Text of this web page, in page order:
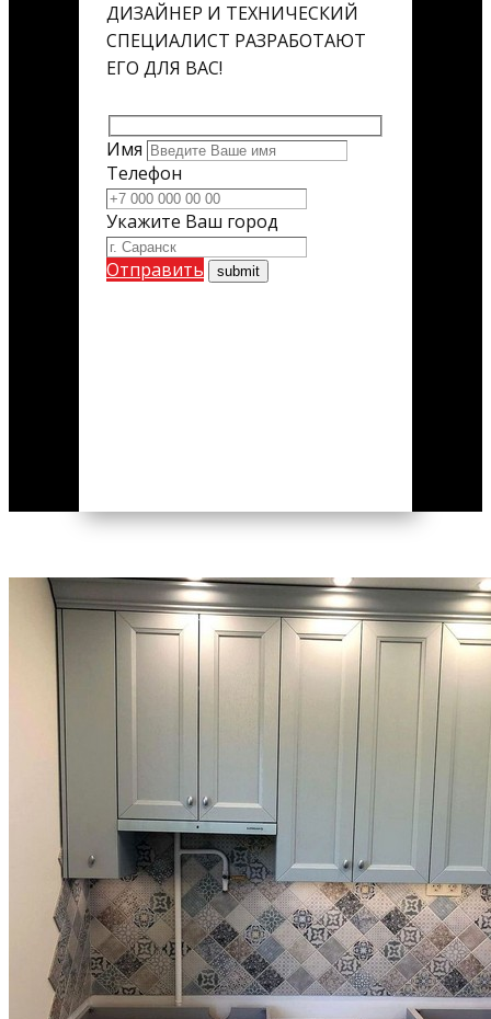
ДИЗАЙНЕР И ТЕХНИЧЕСКИЙ
СПЕЦИАЛИСТ РАЗРАБОТАЮТ
ЕГО ДЛЯ ВАС!
Имя
Телефон
Укажите Ваш город
Отправить